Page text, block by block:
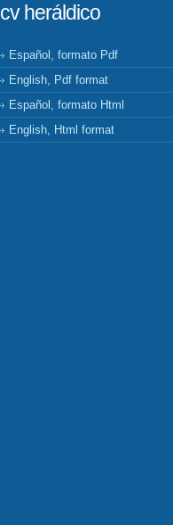
cv heráldico
Español, formato Pdf
English, Pdf format
Español, formato Html
English, Html format